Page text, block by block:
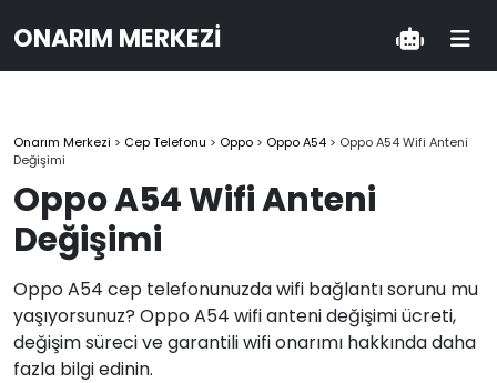
ONARIM MERKEZI
Onarım Merkezi > Cep Telefonu > Oppo > Oppo A54 > Oppo A54 Wifi Anteni
Değişimi
Oppo A54 Wifi Anteni
Değişimi
Oppo A54 cep telefonunuzda wifi bağlantı sorunu mu
yaşıyorsunuz? Oppo A54 wifi anteni değişimi ücreti,
değişim süreci ve garantili wifi onarımı hakkında daha
fazla bilgi edinin.